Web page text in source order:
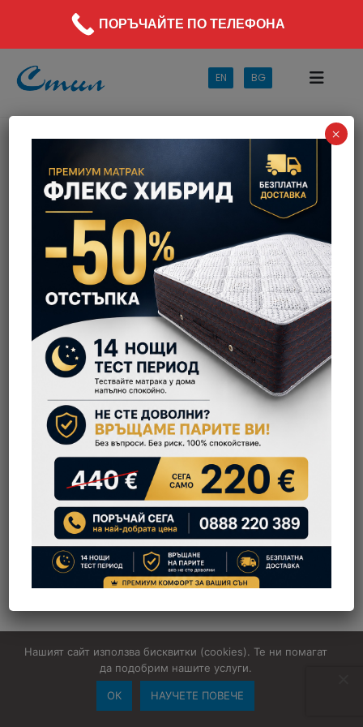
info@spesima.eu +359 2 973 87 62
EN BG
×
ПОРЪЧАЙТЕ ПО ТЕЛЕФОНА
Нашият сайт използва бисквитки (cookies). Те ни помагат
да подобрим нашите услуги.
ОК НАУЧЕТЕ ПОВЕЧЕ